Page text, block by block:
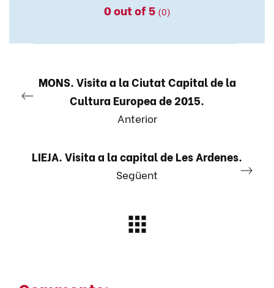
0out of 5 (0)
MONS. Visita a la Ciutat Capital de la
Cultura Europea de 2015.
Anterior
LIEJA. Visita a la capital de Les Ardenes.
Següent